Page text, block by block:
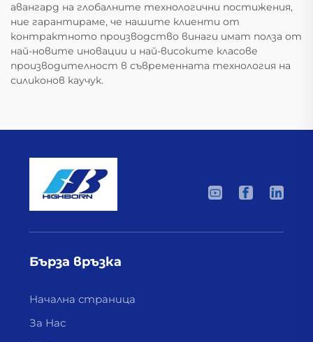
авангард на глобалните технологични постижения,
ние гарантираме, че нашите клиенти от
контрактното производство винаги имат полза от
най-новите иновации и най-високите класове
производителност в съвременната технология на
силиконов каучук.
Бърза връзка
Начална страница
За Нас